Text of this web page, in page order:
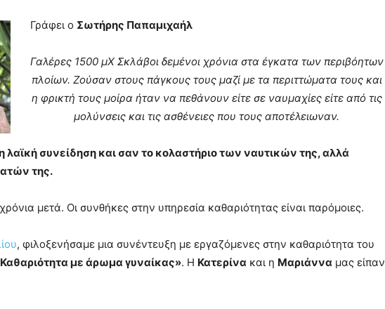
Γράφει ο Σωτήρης Παπαμιχαήλ
Γαλέρες 1500 μΧ Σκλάβοι δεμένοι χρόνια στα έγκατα των περιβόητων
πλοίων. Ζούσαν στους πάγκους τους μαζί με τα περιττώματα τους και
η φρικτή τους μοίρα ήταν να πεθάνουν είτε σε ναυμαχίες είτε από τις
μολύνσεις και τις ασθένειες που τους αποτέλειωναν.
λαϊκή συνείδηση και σαν το κολαστήριο των ναυτικών της, αλλά
της.
μετά. Οι συνθήκες στην υπηρεσία καθαριότητας είναι παρόμοιες.
, φιλοξενήσαμε μια συνέντευξη με εργαζόμενες στην καθαριότητα του
με άρωμα γυναίκας». Η Κατερίνα και η Μαριάννα μας είπαν